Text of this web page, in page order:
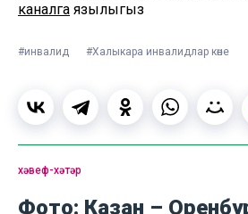
каналга язылыгыз
#инвалид #Халыкара инвалидлар көне
хәвеф-хәтәр
Фото: Казан –